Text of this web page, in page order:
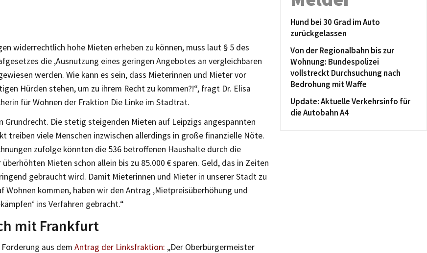
widerrechtlich hohe Mieten erheben zu können, muss laut § 5 des
die ‚Ausnutzung eines geringen Angebotes an vergleichbaren
werden. Wie kann es sein, dass Mieterinnen und Mieter vor
Hürden stehen, um zu ihrem Recht zu kommen?!“, fragt Dr. Elisa
für Wohnen der Fraktion Die Linke im Stadtrat.
Grundrecht. Die stetig steigenden Mieten auf Leipzigs angespannten
treiben viele Menschen inzwischen allerdings in große finanzielle Nöte.
zufolge könnten die 536 betroffenen Haushalte durch die
Mieten schon allein bis zu 85.000 € sparen. Geld, das in Zeiten
gebraucht wird. Damit Mieterinnen und Mieter in unserer Stadt zu
Wohnen kommen, haben wir den Antrag ‚Mietpreisüberhöhung und
ins Verfahren gebracht.“
mit Frankfurt
aus dem Antrag der Linksfraktion: „Der Oberbürgermeister
Hund bei 30 Grad im Auto
zurückgelassen
Von der Regionalbahn bis zur
Wohnung: Bundespolizei
vollstreckt Durchsuchung nach
Bedrohung mit Waffe
Update: Aktuelle Verkehrsinfo für
die Autobahn A4